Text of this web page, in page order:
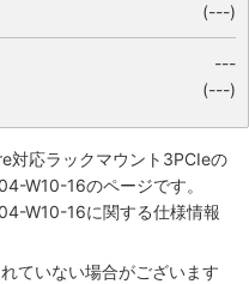
(---)
---
(---)
対応ラックマウント3PCIeの
W10-16のページです。
W10-16に関する仕様情報
ていない場合がございます